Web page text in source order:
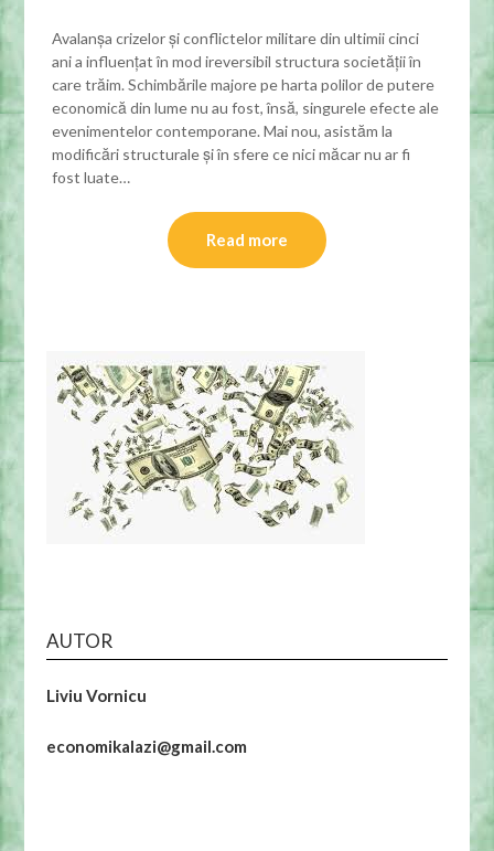
Avalanșa crizelor și conflictelor militare din ultimii cinci
ani a influențat în mod ireversibil structura societății în
care trăim. Schimbările majore pe harta polilor de putere
economică din lume nu au fost, însă, singurele efecte ale
evenimentelor contemporane. Mai nou, asistăm la
modificări structurale și în sfere ce nici măcar nu ar fi
fost luate…
Read more
AUTOR
Liviu Vornicu
economikalazi@gmail.com